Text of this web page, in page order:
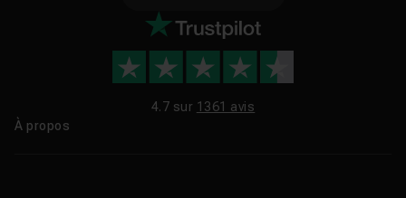
4.7 sur 1361 avis
À propos